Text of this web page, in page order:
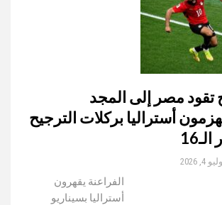
تقود مصر إلى المجد
أستراليا بركلات الترجيح
4, 2026
الفراعنة يقهرون
أستراليا بسيناريو